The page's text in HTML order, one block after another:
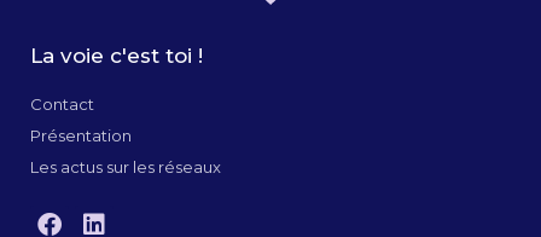
La voie c'est toi !
Contact
Présentation
Les actus sur les réseaux